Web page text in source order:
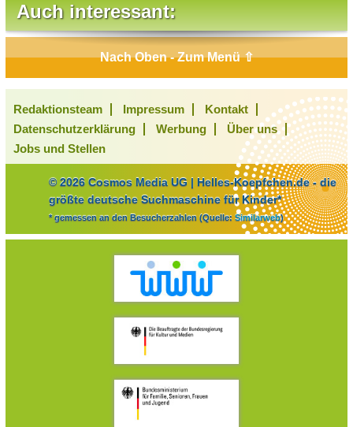
Auch interessant:
Nach Oben - Zum Menü ⇧
Redaktionsteam Impressum
Kontakt
Datenschutzerklärung
Werbung
Über uns
Jobs und Stellen
© 2026 Cosmos Media UG | Helles-Koepfchen.de - die
größte deutsche Suchmaschine für Kinder*
* gemessen an den Besucherzahlen (Quelle: Similarweb)